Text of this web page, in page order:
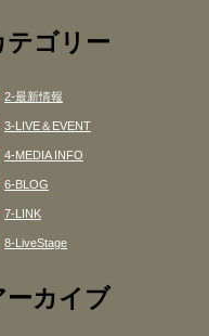
テゴリー
2-最新情報
3-LIVE＆EVENT
4-MEDIA INFO
6-BLOG
7-LINK
8-LiveStage
ーカイブ